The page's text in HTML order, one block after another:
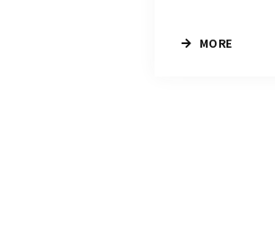
MORE